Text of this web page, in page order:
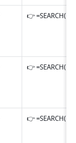
👉 =SEARCH("
👉 =SEARCH("
👉